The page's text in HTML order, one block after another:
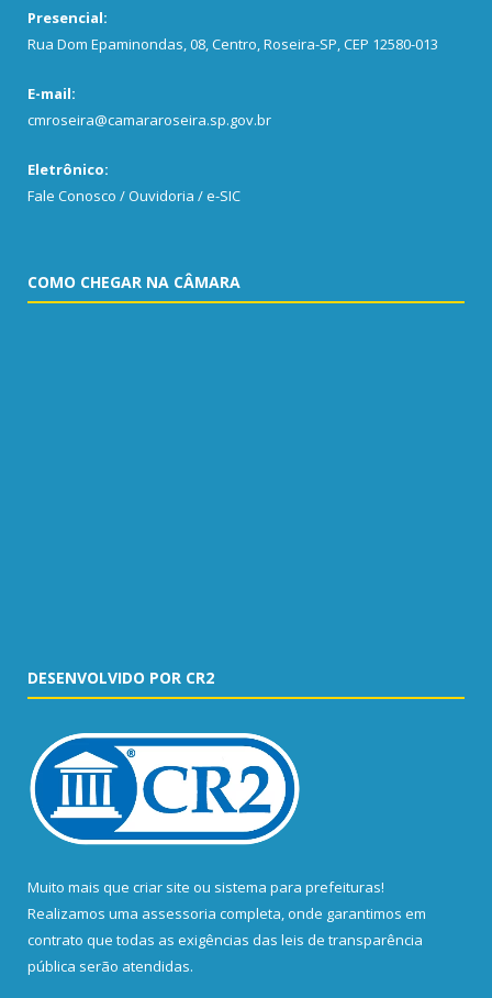
Presencial:
Rua Dom Epaminondas, 08, Centro, Roseira-SP, CEP 12580-013
E-mail:
cmroseira@camararoseira.sp.gov.br
Eletrônico:
Fale Conosco / Ouvidoria / e-SIC
COMO CHEGAR NA CÂMARA
DESENVOLVIDO POR CR2
Muito mais que criar site ou sistema para prefeituras!
Realizamos uma assessoria completa, onde garantimos em
contrato que todas as exigências das leis de transparência
pública serão atendidas.